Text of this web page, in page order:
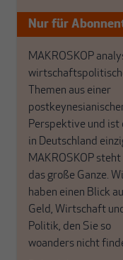
Nur für
MAKROSKOP
Themen aus einer
Perspektive und ist
in Deutschland
MAKROSKOP
das große Ganze.
haben einen Blick
Geld, Wirtschaft
Politik, den Sie so
woanders nicht